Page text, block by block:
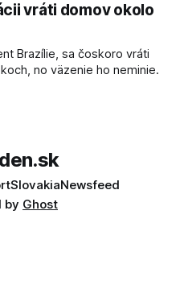
vráti domov okolo
Brazílie, sa čoskoro vráti
no väzenie ho neminie.
SlovakiaNewsfeed
by Ghost